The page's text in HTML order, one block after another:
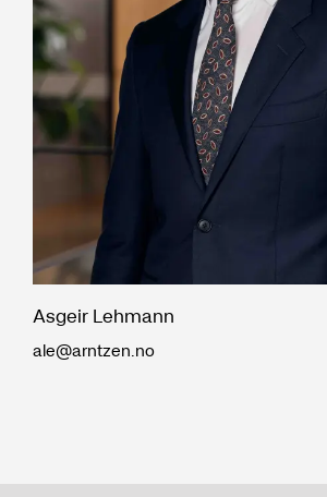
Asgeir Lehmann
ale@arntzen.no